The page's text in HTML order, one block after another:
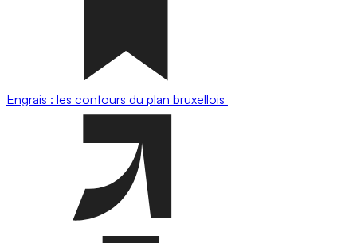
Engrais : les contours du plan bruxellois